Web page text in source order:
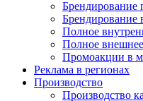
Брендирование
Брендирование
Полное
Полное
Промоакции в
Реклама в регионах
Производство
Производство